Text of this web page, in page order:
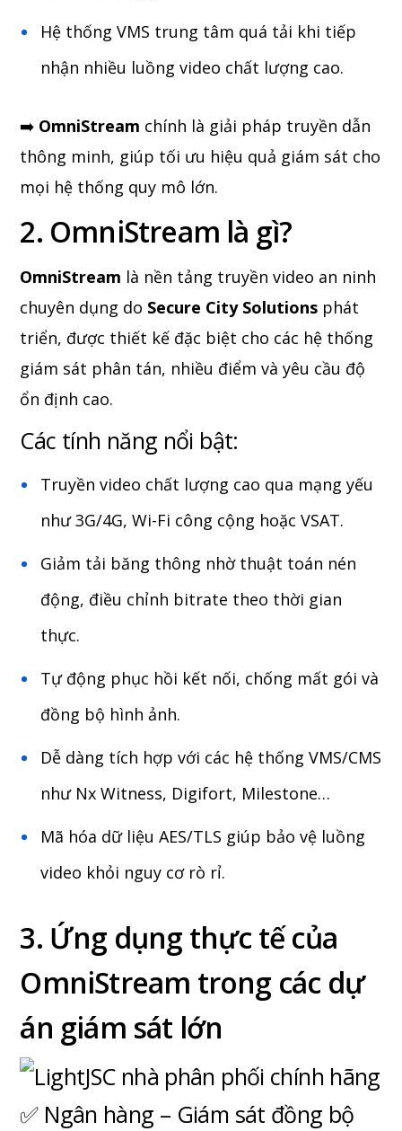
Hệ thống VMS trung tâm quá tải khi tiếp
nhận nhiều luồng video chất lượng cao.
➡️ OmniStream chính là giải pháp truyền dẫn
thông minh, giúp tối ưu hiệu quả giám sát cho
mọi hệ thống quy mô lớn.
2. OmniStream là gì?
OmniStream là nền tảng truyền video an ninh
chuyên dụng do Secure City Solutions phát
triển, được thiết kế đặc biệt cho các hệ thống
giám sát phân tán, nhiều điểm và yêu cầu độ
ổn định cao.
Các tính năng nổi bật:
Truyền video chất lượng cao qua mạng yếu
như 3G/4G, Wi-Fi công cộng hoặc VSAT.
Giảm tải băng thông nhờ thuật toán nén
động, điều chỉnh bitrate theo thời gian
thực.
Tự động phục hồi kết nối, chống mất gói và
đồng bộ hình ảnh.
Dễ dàng tích hợp với các hệ thống VMS/CMS
như Nx Witness, Digifort, Milestone…
Mã hóa dữ liệu AES/TLS giúp bảo vệ luồng
video khỏi nguy cơ rò rỉ.
3. Ứng dụng thực tế của
OmniStream trong các dự
án giám sát lớn
✅ Ngân hàng – Giám sát đồng bộ